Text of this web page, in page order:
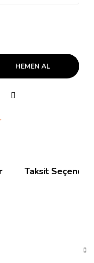
HEMEN AL
Taksit